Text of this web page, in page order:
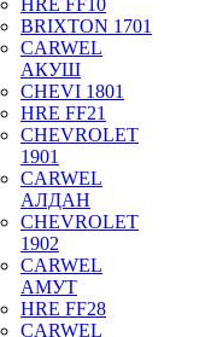
HRE FF10
BRIXTON 1701
CARWEL
АКУШ
CHEVI 1801
HRE FF21
CHEVROLET
1901
CARWEL
АЛДАН
CHEVROLET
1902
CARWEL
АМУТ
HRE FF28
CARWEL